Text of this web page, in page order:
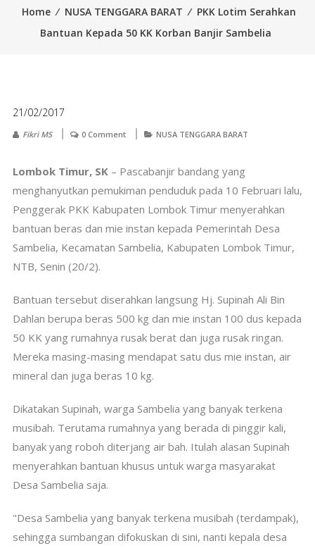
Home ⁄ NUSA TENGGARA BARAT ⁄ PKK Lotim Serahkan
Bantuan Kepada 50 KK Korban Banjir Sambelia
21/02/2017
Fikri MS 0 Comment NUSA TENGGARA BARAT
Lombok Timur, SK– Pascabanjir bandang yang
menghanyutkan pemukiman penduduk pada 10 Februari lalu,
Penggerak PKK Kabupaten Lombok Timur menyerahkan
bantuan beras dan mie instan kepada Pemerintah Desa
Sambelia, Kecamatan Sambelia, Kabupaten Lombok Timur,
NTB, Senin (20/2).
Bantuan tersebut diserahkan langsung Hj. Supinah Ali Bin
Dahlan berupa beras 500 kg dan mie instan 100 dus kepada
50 KK yang rumahnya rusak berat dan juga rusak ringan.
Mereka masing-masing mendapat satu dus mie instan, air
mineral dan juga beras 10 kg.
Dikatakan Supinah, warga Sambelia yang banyak terkena
musibah. Terutama rumahnya yang berada di pinggir kali,
banyak yang roboh diterjang air bah. Itulah alasan Supinah
menyerahkan bantuan khusus untuk warga masyarakat
Desa Sambelia saja.
"Desa Sambelia yang banyak terkena musibah (terdampak),
sehingga sumbangan difokuskan di sini, nanti kepala desa